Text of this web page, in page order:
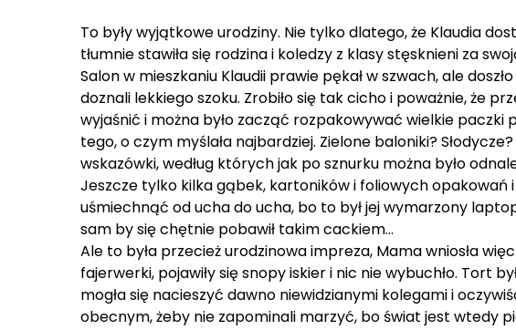
To były wyjątkowe urodziny. Nie tylko dlatego, że Klaudia
tłumnie stawiła się rodzina i koledzy z klasy stęsknieni za
Salon w mieszkaniu Klaudii prawie pękał w szwach, ale
doznali lekkiego szoku. Zrobiło się tak cicho i poważnie, że
wyjaśnić i można było zacząć rozpakowywać wielkie paczki
tego, o czym myślała najbardziej. Zielone baloniki?
wskazówki, według których jak po sznurku można było
Jeszcze tylko kilka gąbek, kartoników i foliowych opakowań
uśmiechnąć od ucha do ucha, bo to był jej wymarzony
sam by się chętnie pobawił takim cackiem...
Ale to była przecież urodzinowa impreza, Mama wniosła
fajerwerki, pojawiły się snopy iskier i nic nie wybuchło. Tort
mogła się nacieszyć dawno niewidzianymi kolegami i
obecnym, żeby nie zapominali marzyć, bo świat jest wtedy